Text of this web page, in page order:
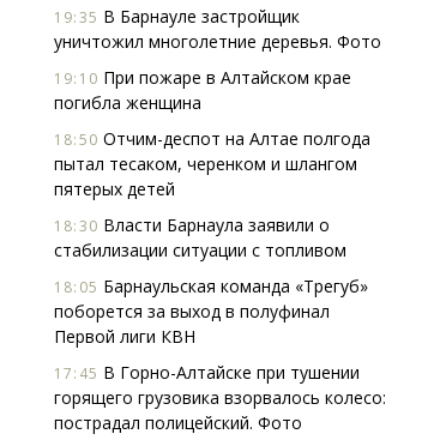
19:35 В Барнауле застройщик
уничтожил многолетние деревья. Фото
19:10 При пожаре в Алтайском крае
погибла женщина
18:50 Отчим-деспот на Алтае полгода
пытал тесаком, черенком и шлангом
пятерых детей
18:30 Власти Барнаула заявили о
стабилизации ситуации с топливом
18:05 Барнаульская команда «Трегуб»
поборется за выход в полуфинал
Первой лиги КВН
17:45 В Горно-Алтайске при тушении
горящего грузовика взорвалось колесо:
пострадал полицейский. Фото